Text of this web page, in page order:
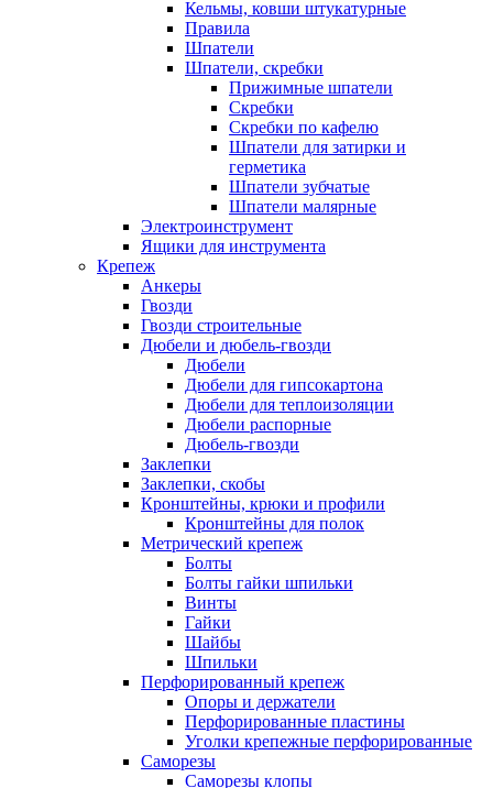
Кельмы, ковши штукатурные
Правила
Шпатели
Шпатели, скребки
Прижимные шпатели
Скребки
Скребки по кафелю
Шпатели для затирки и
герметика
Шпатели зубчатые
Шпатели малярные
Электроинструмент
Ящики для инструмента
Крепеж
Анкеры
Гвозди
Гвозди строительные
Дюбели и дюбель-гвозди
Дюбели
Дюбели для гипсокартона
Дюбели для теплоизоляции
Дюбели распорные
Дюбель-гвозди
Заклепки
Заклепки, скобы
Кронштейны, крюки и профили
Кронштейны для полок
Метрический крепеж
Болты
Болты гайки шпильки
Винты
Гайки
Шайбы
Шпильки
Перфорированный крепеж
Опоры и держатели
Перфорированные пластины
Уголки крепежные перфорированные
Саморезы
Саморезы клопы